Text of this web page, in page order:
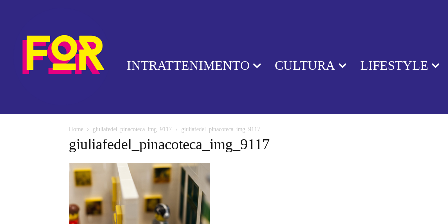
INTRATTENIMENTO CULTURA LIFESTYLE
Home giuliafedel_pinacoteca_img_9117 giuliafedel_pinacoteca_img_9117
giuliafedel_pinacoteca_img_9117